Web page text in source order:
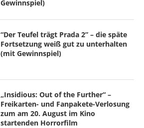
Gewinnspiel)
“Der Teufel trägt Prada 2” – die späte
Fortsetzung weiß gut zu unterhalten
(mit Gewinnspiel)
„Insidious: Out of the Further“ –
Freikarten- und Fanpakete-Verlosung
zum am 20. August im Kino
startenden Horrorfilm